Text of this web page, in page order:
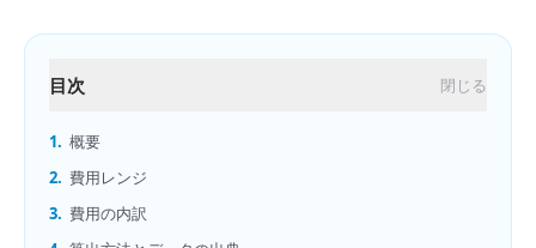
目次 閉じる
1. 概要
2. 費用レンジ
3. 費用の内訳